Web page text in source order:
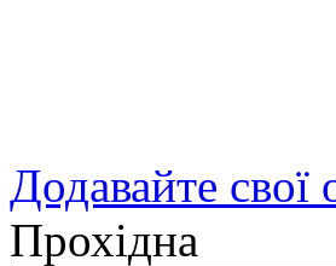
Додавайте
Прохідна